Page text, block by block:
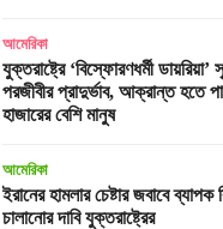
আমেরিকা
যুক্তরাষ্ট্রে ‘বিস্ফোরণধর্মী ডায়রিয়া’
পরজীবীর প্রাদুর্ভাব, আক্রান্ত হতে
হাজারের বেশি মানুষ
আমেরিকা
ইরানের হামলার চেষ্টার জবাবে ব্যাপক
চালানোর দাবি যুক্তরাষ্ট্রের